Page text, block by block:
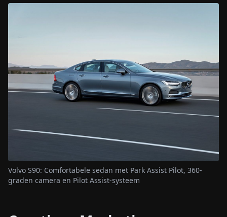
Volvo S90: Comfortabele sedan met Park Assist Pilot, 360-
graden camera en Pilot Assist-systeem